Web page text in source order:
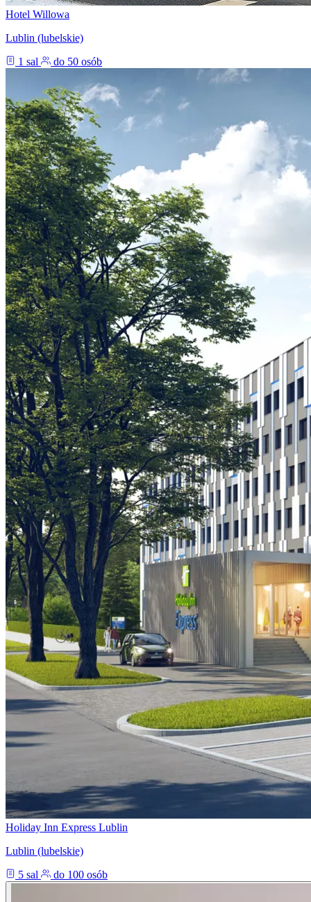
Hotel Willowa
Lublin (lubelskie)
1 sal
do 50 osób
Holiday Inn Express Lublin
Lublin (lubelskie)
5 sal
do 100 osób